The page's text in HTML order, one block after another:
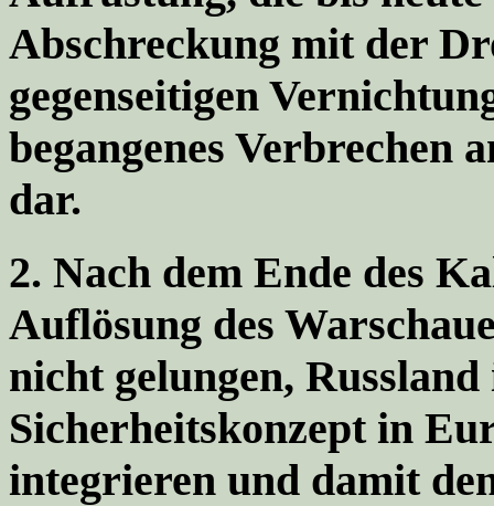
Abschreckung mit der
gegenseitigen
begangenes Verbrechen
dar.
2. Nach dem Ende des
Auflösung des
nicht gelungen, Russland
Sicherheitskonzept in
integrieren und damit